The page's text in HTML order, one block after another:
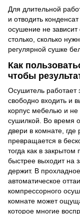
Для длительной
и отводить
осушение не
столько, сколько
регулярной сушке
Как
чтобы
Осушитель работает
свободно входить и
корпус мебелью и
сушилкой. Во время
двери в комнате,
превращается в
тогда как в
быстрее выходит на
держит. В
автоматическое
компрессорного
комнате может
которое многие